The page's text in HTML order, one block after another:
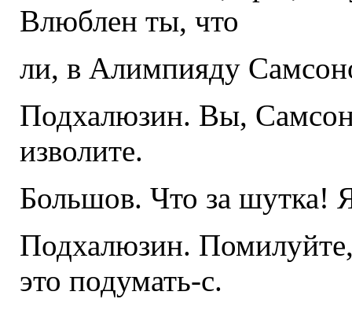
Влюблен ты, что
ли, в Алимпияду
Подхалюзин. Вы,
изволите.
Большов. Что за шутка!
Подхалюзин.
это подумать-с.